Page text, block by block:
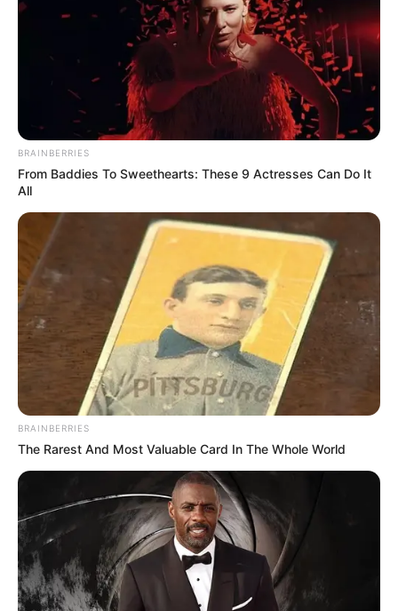
Segundo a mensagem do Prefeito Cardoso, o projeto é de "suma
importância para o Município". Ele ressalta a necessidade de
reconhecer e valorizar os servidores que têm se dedicado ao
BRAINBERRIES
From Baddies To Sweethearts: These 9 Actresses Can Do It
All
BRAINBERRIES
The Rarest And Most Valuable Card In The Whole World